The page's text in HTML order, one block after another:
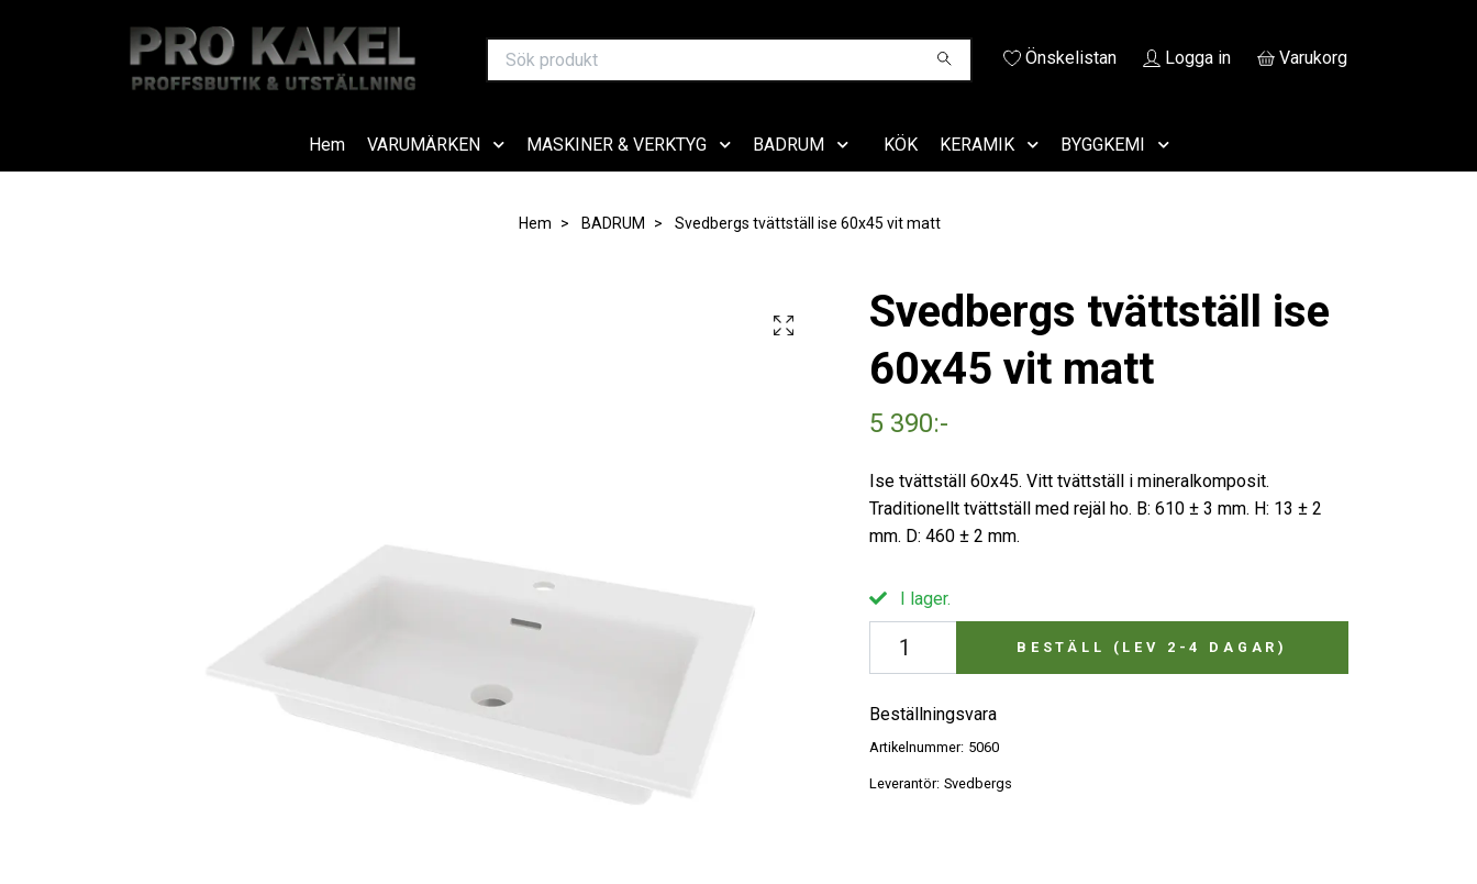
Önskelistan Logga in Varukorg
Hem VARUMÄRKEN MASKINER & VERKTYG BADRUM KÖK KERAMIK BYGGKEMI
Hem BADRUM Svedbergs tvättställ ise 60x45 vit matt
Svedbergs tvättställ ise
60x45 vit matt
5 390:-
Ise tvättställ 60x45. Vitt tvättställ i mineralkomposit.
Traditionellt tvättställ med rejäl ho. B: 610 ± 3 mm. H: 13 ± 2
mm. D: 460 ± 2 mm.
I lager.
BESTÄLL (LEV 2-4 DAGAR)
Beställningsvara
Artikelnummer: 5060
Leverantör: Svedbergs